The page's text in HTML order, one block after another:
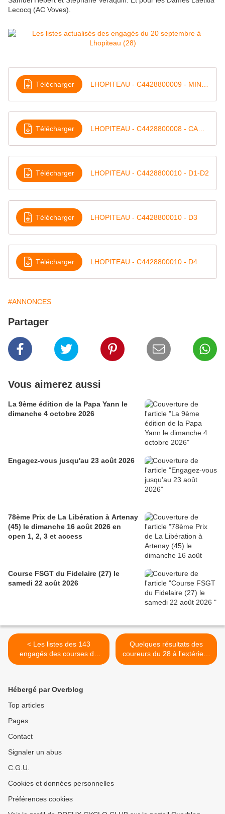
Lecocq (AC Voves).
Télécharger
Télécharger
Télécharger LHOPITEAU - C4428800010 - D1-D2
Télécharger LHOPITEAU - C4428800010 - D3
Télécharger LHOPITEAU - C4428800010 - D4
#ANNONCES
Partager
Vous aimerez aussi
La 9ème édition de la Papa Yann le
dimanche 4 octobre 2026
Engagez-vous jusqu'au 23 août 2026
78ème Prix de La Libération à Artenay
(45) le dimanche 16 août 2026 en
open 1, 2, 3 et access
Course FSGT du Fidelaire (27) le
samedi 22 août 2026
< Les listes des 143
engagés des courses du
20/9/2020 à Lhopiteau (28)
Quelques résultats des
coureurs du 28 à l'extérieur
>
Hébergé par Overblog
Top articles
Pages
Contact
Signaler un abus
C.G.U.
Cookies et données personnelles
Préférences cookies